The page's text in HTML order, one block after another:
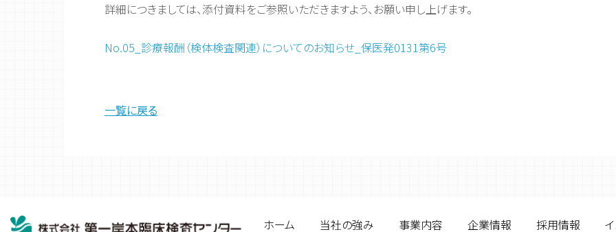
詳細につきましては、添付資料をご参照いただきますよう、お願い申し上げます。
No.05_診療報酬（検体検査関連）についてのお知らせ_保医発0131第6号
一覧に戻る
ホーム 当社の強み 事業内容 企業情報 採用情報